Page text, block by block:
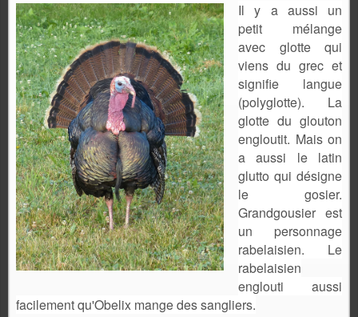
Il y a aussi un
petit mélange
avec glotte qui
viens du grec et
signifie langue
(polyglotte). La
glotte du glouton
engloutit. Mais on
a aussi le latin
glutto qui désigne
le gosier.
Grandgousier est
un personnage
rabelaisien. Le
rabelaisien
englouti aussi
facilement qu'Obelix mange des sangliers.